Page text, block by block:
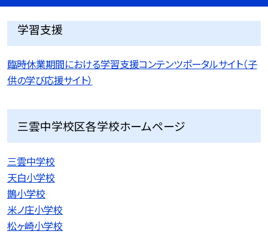
学習支援
臨時休業期間における学習支援コンテンツポータルサイト（子
供の学び応援サイト）
三雲中学校区各学校ホームページ
三雲中学校
天白小学校
鵲小学校
米ノ庄小学校
松ヶ崎小学校